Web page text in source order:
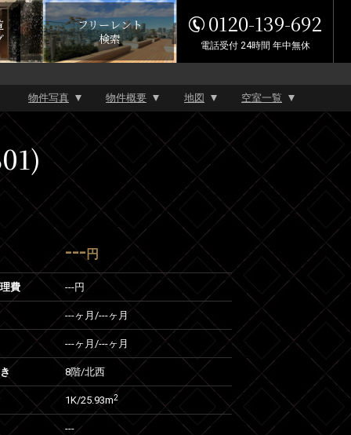
フリーレント
検索
0120-139-692
電話受付 24時間 年中無休
物件写真 物件概要 地図 空室一覧
--- 円
費 ---円
---ヶ月 /---ヶ月
---ヶ月 /---ヶ月
8階/北西
1K/25.93m2
---